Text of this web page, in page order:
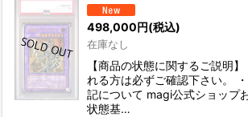
498,000円(税込)
在庫なし
【商品の状態に関するご説明
れる方は必ずご確認下さい。
記について magi公式ショップ
状態基…